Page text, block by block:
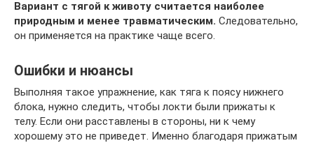
Вариант с тягой к животу считается наиболее
природным и менее травматическим. Следовательно,
он применяется на практике чаще всего.
Ошибки и нюансы
Выполняя такое упражнение, как тяга к поясу нижнего
блока, нужно следить, чтобы локти были прижаты к
телу. Если они расставлены в стороны, ни к чему
хорошему это не приведет. Именно благодаря прижатым